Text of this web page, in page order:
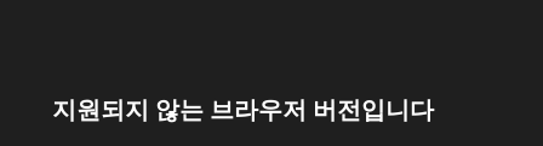
지원되지 않는 브라우저 버전입니다